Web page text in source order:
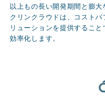
以上もの長い開発期間と膨大
クリンクラウドは、コスト
リューションを提供するこ
効率化します。